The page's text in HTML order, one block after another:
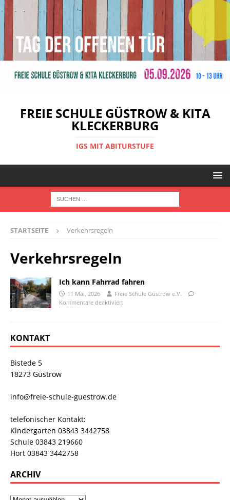
FREIE SCHULE GÜSTROW & KITA
KLECKERBURG
IGS MIT ABITURSTUFE
STARTSEITE Verkehrsregeln
Verkehrsregeln
Ich kann Fahrrad fahren
11 Mai, 2026
Freie Schule Güstrow e.V.
Kommentare deaktiviert
KONTAKT
Bistede 5
18273 Güstrow
info@freie-schule-guestrow.de
telefonischer Kontakt:
Kindergarten 03843 3442758
Schule 03843 219660
Hort 03843 3442758
ARCHIV